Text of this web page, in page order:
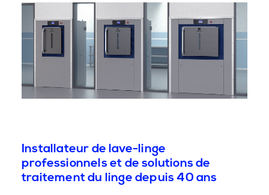
Installateur de lave-linge
professionnels et de solutions de
traitement du linge depuis 40 ans